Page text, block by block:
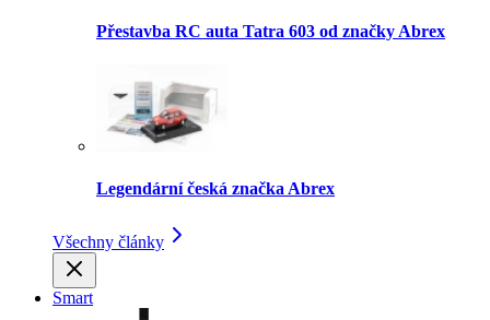
Přestavba RC auta Tatra 603 od značky Abrex
Legendární česká značka Abrex
Všechny články
Smart